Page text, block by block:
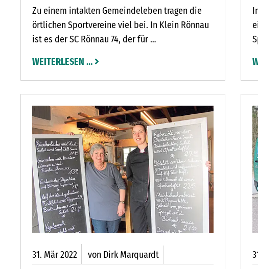
Zu einem intakten Gemeindeleben tragen die
örtlichen Sportvereine viel bei. In Klein Rönnau
ist es der SC Rönnau 74, der für
bereit hält.
WEITERLESEN …
31. Mär2022 von Dirk Marquardt
MAKLER BIETET EXTRAS